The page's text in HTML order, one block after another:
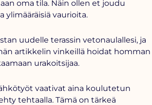
oma tila. Näin ollen et joudu
ylimääräisiä vaurioita.
uudelle terassin vetonaulallesi, ja
artikkelin vinkeillä hoidat homman
urakoitsijaa.
vaativat aina koulutetun
tehtaalla. Tämä on tärkeä